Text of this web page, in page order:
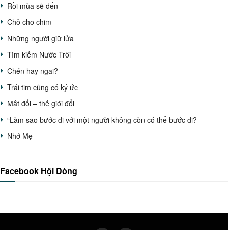
Rồi mùa sẽ đến
Chỗ cho chim
Những người giữ lửa
Tìm kiếm Nước Trời
Chén hay ngai?
Trái tim cũng có ký ức
Mắt đổi – thế giới đổi
“Làm sao bước đi với một người không còn có thể bước đi?
Nhớ Mẹ
Facebook Hội Dòng